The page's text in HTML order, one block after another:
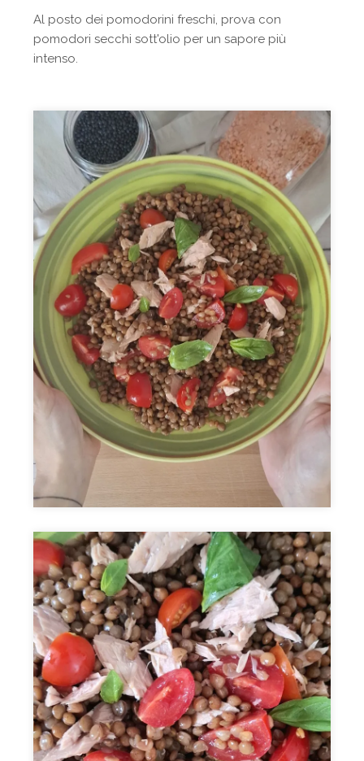
Al posto dei pomodorini freschi, prova con
pomodori secchi sott'olio per un sapore più
intenso.